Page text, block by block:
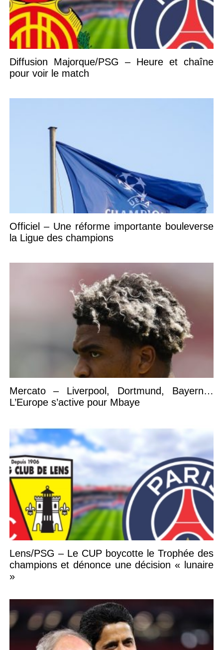
Diffusion Majorque/PSG – Heure et chaîne
pour voir le match
Officiel – Une réforme importante bouleverse
la Ligue des champions
Mercato – Liverpool, Dortmund, Bayern…
L’Europe s’active pour Mbaye
Lens/PSG – Le CUP boycotte le Trophée des
champions et dénonce une décision « lunaire
»